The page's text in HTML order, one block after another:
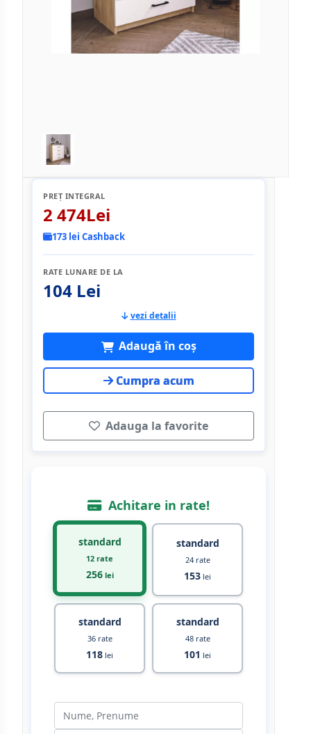
PREȚ INTEGRAL
2 474Lei
173 lei Cashback
RATE LUNARE DE LA
104 Lei
vezi detalii
Adaugă în coș
Cumpra acum
Adauga la favorite
Achitare in rate!
standard
12 rate
256lei
standard
24 rate
153 lei
standard
36 rate
118 lei
standard
48 rate
101 lei